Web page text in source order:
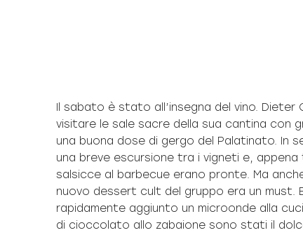
Il sabato è stato all’insegna del vino.
visitare le sale sacre della sua cantina con
una buona dose di gergo del Palatinato. In
una breve escursione tra i vigneti e,
salsicce al barbecue erano pronte. Ma
nuovo dessert cult del gruppo era un must.
rapidamente aggiunto un microonde alla
di cioccolato allo zabaione sono stati il